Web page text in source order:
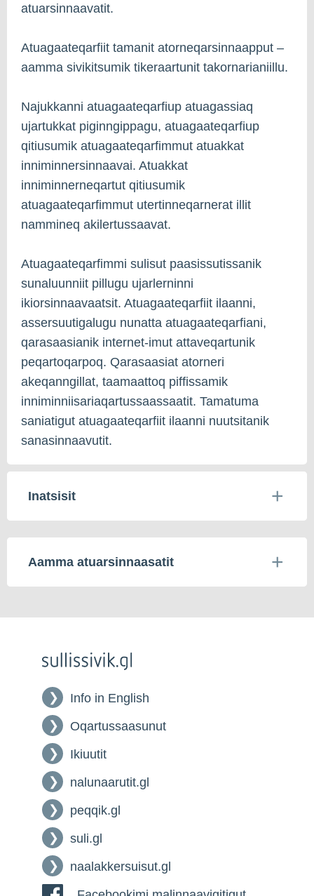
atuarsinnaavatit.
Atuagaateqarfiit tamanit atorneqarsinnaapput –
aamma sivikitsumik tikeraartunit takornarianiillu.
Najukkanni atuagaateqarfiup atuagassiaq
ujartukkat piginngippagu, atuagaateqarfiup
qitiusumik atuagaateqarfimmut atuakkat
inniminnersinnaavai. Atuakkat
inniminnerneqartut qitiusumik
atuagaateqarfimmut utertinneqarnerat illit
nammineq akilertussaavat.
Atuagaateqarfimmi sulisut paasissutissanik
sunaluunniit pillugu ujarlerninni
ikiorsinnaavaatsit. Atuagaateqarfiit ilaanni,
assersuutigalugu nunatta atuagaateqarfiani,
qarasaasianik internet-imut attaveqartunik
peqartoqarpoq. Qarasaasiat atorneri
akeqanngillat, taamaattoq piffissamik
inniminniisariaqartussaassaatit. Tamatuma
saniatigut atuagaateqarfiit ilaanni nuutsitanik
sanasinnaavutit.
Inatsisit
Aamma atuarsinnaasatit
Info in English
Oqartussaasunut
Ikiuutit
nalunaarutit.gl
peqqik.gl
suli.gl
naalakkersuisut.gl